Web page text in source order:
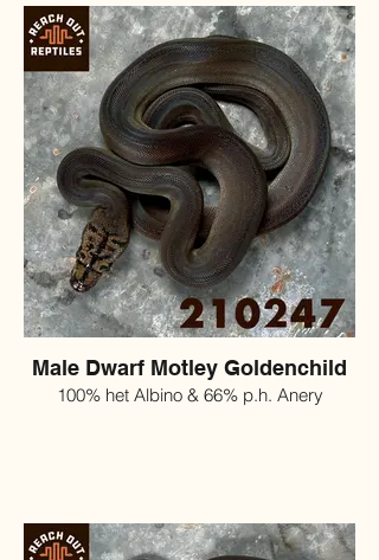
Male Dwarf Motley Goldenchild
100% het Albino & 66% p.h. Anery